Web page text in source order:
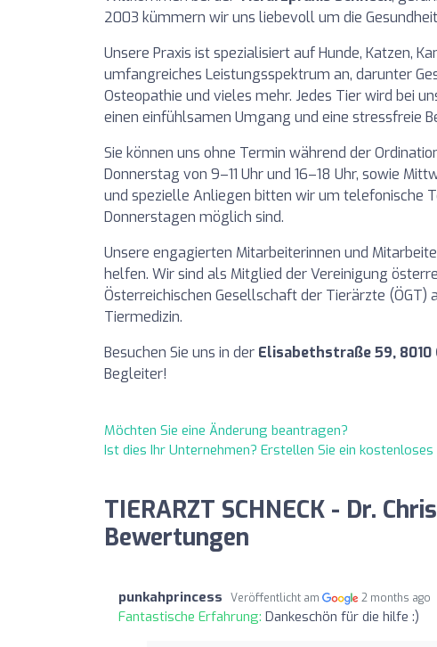
2003 kümmern wir uns liebevoll um die
Unsere Praxis ist spezialisiert auf Hunde, Katzen,
umfangreiches Leistungsspektrum an, darunter
Osteopathie und vieles mehr. Jedes Tier wird bei
einen einfühlsamen Umgang und eine stressfreie
Sie können uns ohne Termin während der
Donnerstag von 9–11 Uhr und 16–18 Uhr, sowie
und spezielle Anliegen bitten wir um telefonische
Donnerstagen möglich sind.
Unsere engagierten Mitarbeiterinnen und
helfen. Wir sind als Mitglied der Vereinigung
Österreichischen Gesellschaft der Tierärzte
Tiermedizin.
Besuchen Sie uns in der Elisabethstraße 59, 8010
Begleiter!
Möchten Sie eine Änderung beantragen?
Ist dies Ihr Unternehmen? Erstellen Sie ein
TIERARZT SCHNECK - Dr.
Bewertungen
punkahprincess Veröffentlicht am 2 months ago
Fantastische Erfahrung: Dankeschön für die hilfe :)